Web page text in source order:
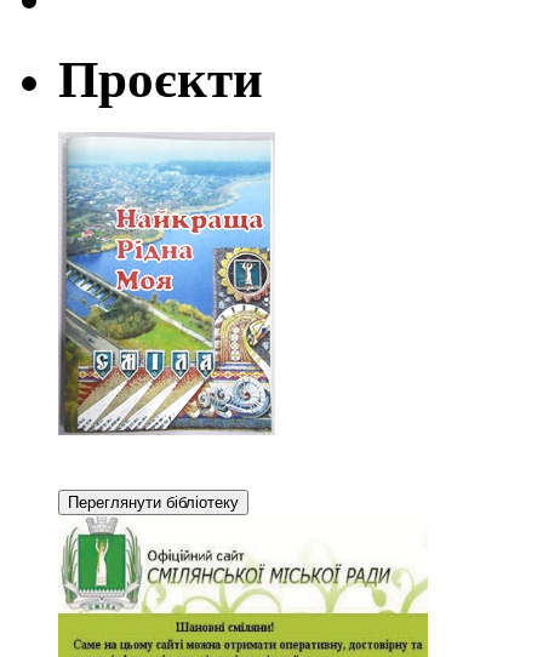
Проєкти